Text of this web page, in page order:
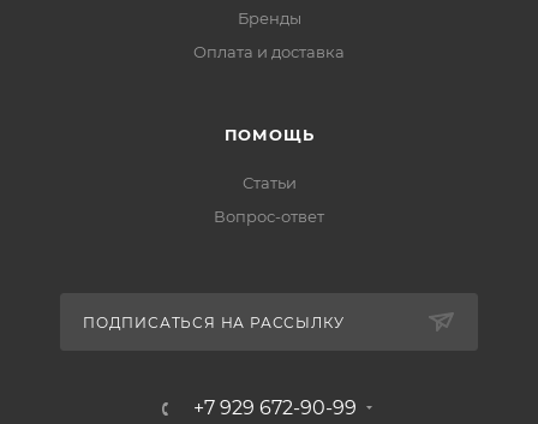
Бренды
Оплата и доставка
ПОМОЩЬ
Статьи
Вопрос-ответ
ПОДПИСАТЬСЯ НА РАССЫЛКУ
+7 929 672-90-99